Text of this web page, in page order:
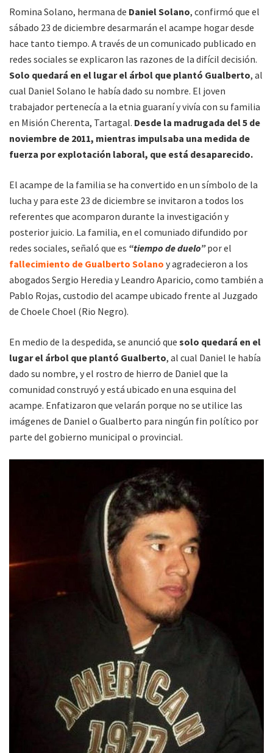
Romina Solano, hermana de Daniel Solano, confirmó que el
sábado 23 de diciembre desarmarán el acampe hogar desde
hace tanto tiempo. A través de un comunicado publicado en
redes sociales se explicaron las razones de la difícil decisión.
Solo quedará en el lugar el árbol que plantó Gualberto, al
cual Daniel Solano le había dado su nombre. El joven
trabajador pertenecía a la etnia guaraní y vivía con su familia
en Misión Cherenta, Tartagal. Desde la madrugada del 5 de
noviembre de 2011, mientras impulsaba una medida de
fuerza por explotación laboral, que está desaparecido.
El acampe de la familia se ha convertido en un símbolo de la
lucha y para este 23 de diciembre se invitaron a todos los
referentes que acomparon durante la investigación y
posterior juicio. La familia, en el comuniado difundido por
redes sociales, señaló que es “tiempo de duelo”por el
fallecimiento de Gualberto Solano y agradecieron a los
abogados Sergio Heredia y Leandro Aparicio, como también a
Pablo Rojas, custodio del acampe ubicado frente al Juzgado
de Choele Choel (Rio Negro).
En medio de la despedida, se anunció que solo quedará en el
lugar el árbol que plantó Gualberto, al cual Daniel le había
dado su nombre, y el rostro de hierro de Daniel que la
comunidad construyó y está ubicado en una esquina del
acampe. Enfatizaron que velarán porque no se utilice las
imágenes de Daniel o Gualberto para ningún fin político por
parte del gobierno municipal o provincial.